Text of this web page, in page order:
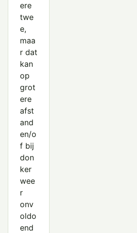
ere
twe
e,
maa
r dat
kan
op
grot
ere
afst
and
en/o
f bij
don
ker
wee
r
onv
oldo
end